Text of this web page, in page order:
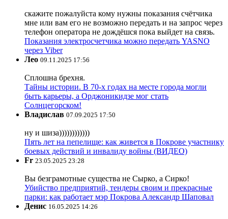
скажите пожалуйста кому нужны показания счётчика
мне или вам его не возможно передать и на запрос через
телефон оператора не дождёшся пока выйдет на связь.
Показания электросчетчика можно передать YASNO
через Viber
Лео 09.11.2025 17:56
Сплошна брехня.
Тайны истории. В 70-х годах на месте города могли
быть карьеры, а Орджоникидзе мог стать
Солнцегорском!
Владислав 07.09.2025 17:50
ну и шиза))))))))))))
Пять лет на пепелище: как живется в Покрове участнику
боевых действий и инвалиду войны (ВИДЕО)
Fr 23.05.2025 23:28
Вы безграмотные существа не Сырко, а Сирко!
Убийство предприятий, тендеры своим и прекрасные
парки: как работает мэр Покрова Александр Шаповал
Денис 16.05.2025 14:26